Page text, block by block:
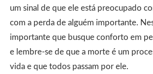
um sinal de que ele está preocupado
com a perda de alguém importante.
importante que busque conforto em
e lembre-se de que a morte é um
vida e que todos passam por ele.